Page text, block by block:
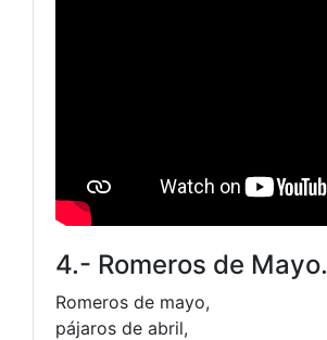
4.- Romeros de Mayo.
Romeros de mayo,
pájaros de abril,